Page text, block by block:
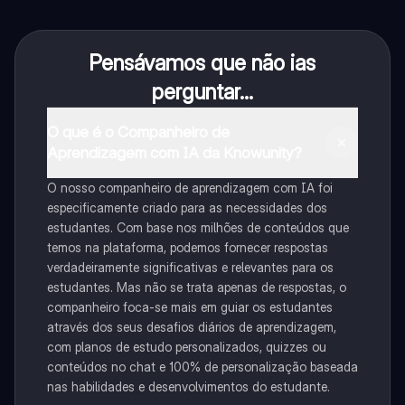
Pensávamos que não ias
perguntar...
O nosso companheiro de aprendizagem com IA foi
especificamente criado para as necessidades dos
estudantes. Com base nos milhões de conteúdos que
temos na plataforma, podemos fornecer respostas
verdadeiramente significativas e relevantes para os
estudantes. Mas não se trata apenas de respostas, o
companheiro foca-se mais em guiar os estudantes
através dos seus desafios diários de aprendizagem,
com planos de estudo personalizados, quizzes ou
conteúdos no chat e 100% de personalização baseada
nas habilidades e desenvolvimentos do estudante.